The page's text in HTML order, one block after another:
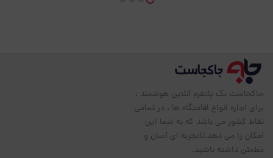
جاکجاست یک پلتفرم آنلاین هوشمند ،
برای اجاره انواع اقامتگاه ها ، در تمامی
نقاط کشور می باشد که به شما این
امکان را می دهد،تاتجربه ای آسان و
مطمئن داشته باشید.